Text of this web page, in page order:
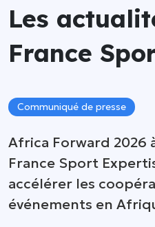
Les
France
Communiqué de presse
Africa Forward 2026
France Sport
accélérer les
événements en